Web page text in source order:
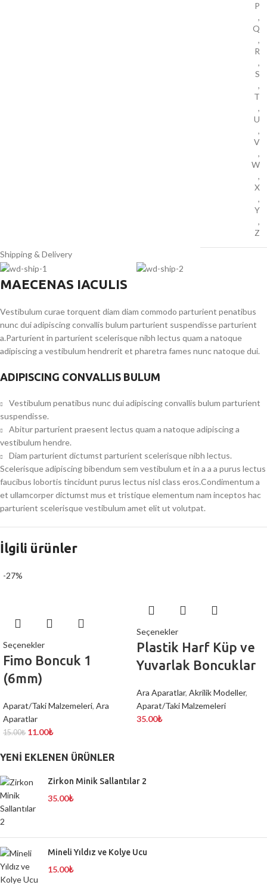
P
,
Q
,
R
,
S
,
T
,
U
,
V
,
W
,
X
,
Y
,
Z
Shipping & Delivery
MAECENAS IACULIS
Vestibulum curae torquent diam diam commodo parturient penatibus
nunc dui adipiscing convallis bulum parturient suspendisse parturient
a.Parturient in parturient scelerisque nibh lectus quam a natoque
adipiscing a vestibulum hendrerit et pharetra fames nunc natoque dui.
ADIPISCING CONVALLIS BULUM
Vestibulum penatibus nunc dui adipiscing convallis bulum parturient
suspendisse.
Abitur parturient praesent lectus quam a natoque adipiscing a
vestibulum hendre.
Diam parturient dictumst parturient scelerisque nibh lectus.
Scelerisque adipiscing bibendum sem vestibulum et in a a a purus lectus
faucibus lobortis tincidunt purus lectus nisl class eros.Condimentum a
et ullamcorper dictumst mus et tristique elementum nam inceptos hac
parturient scelerisque vestibulum amet elit ut volutpat.
İlgili ürünler
-27%
Seçenekler
Fimo Boncuk 1
(6mm)
Aparat/Taki Malzemeleri, Ara
Aparatlar
15.00₺ 11.00₺
Seçenekler
Plastik Harf Küp ve
Yuvarlak Boncuklar
Ara Aparatlar, Akrilik Modeller,
Aparat/Taki Malzemeleri
35.00₺
YENI EKLENEN ÜRÜNLER
Zirkon Minik Sallantılar 2
35.00₺
Mineli Yıldız ve Kolye Ucu
15.00₺